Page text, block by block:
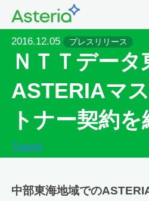
2016.12.05 プレスリリース
ＮＴＴデータ
ASTERIAマ
トナー契約
Tweet
中部東海地域での